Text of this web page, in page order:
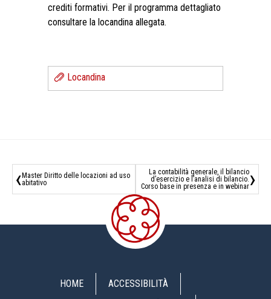
crediti formativi. Per il programma dettagliato
consultare la locandina allegata.
Locandina
‹ Master Diritto delle locazioni ad uso
abitativo
La contabilità generale, il bilancio
d’esercizio e l’analisi di bilancio.
Corso base in presenza e in webinar›
HOME
ACCESSIBILITÀ